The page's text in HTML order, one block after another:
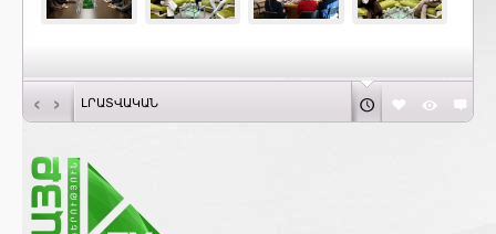
‹ › ԼՐԱՏՎԱԿԱՆ